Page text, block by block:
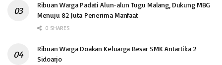
Ribuan Warga Padati Alun-alun Tugu Malang, Dukung MBG
Menuju 82 Juta Penerima Manfaat
0 SHARES
Ribuan Warga Doakan Keluarga Besar SMK Antartika 2
Sidoarjo